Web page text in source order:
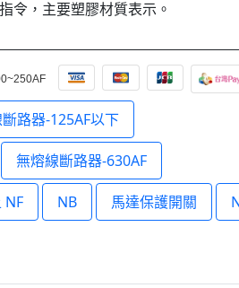
令，主要塑膠材質表示。
路器-125AF以下
無熔線斷路器-630AF
NF NB 馬達保護開關